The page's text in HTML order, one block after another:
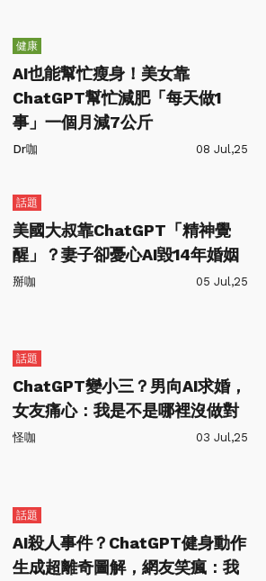
健康
AI也能幫忙瘦身！美女靠
ChatGPT幫忙減肥「每天做1
事」一個月減7公斤
Dr咖 08 Jul,25
話題
美國大叔靠ChatGPT「精神覺
醒」？妻子卻憂心AI毀14年婚姻
掰咖 05 Jul,25
話題
ChatGPT變小三？男向AI求婚，
女友痛心：我是不是哪裡沒做對
怪咖 03 Jul,25
話題
AI殺人事件？ChatGPT健身動作
生成超離奇圖解，網友笑瘋：我